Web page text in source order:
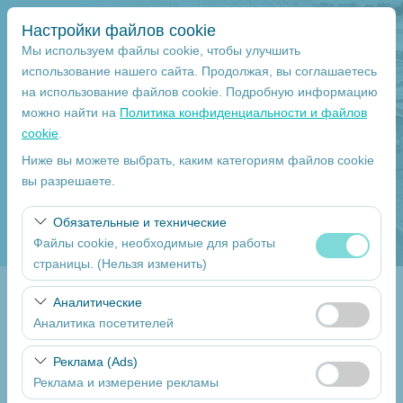
Настройки файлов cookie
Мы используем файлы cookie, чтобы улучшить
использование нашего сайта. Продолжая, вы соглашаетесь
на использование файлов cookie. Подробную информацию
можно найти на Политика конфиденциальности и файлов
cookie
Ниже вы можете выбрать, каким категориям файлов cookie
вы разрешаете.
Обязательные и технические
Файлы cookie, необходимые для работы
страницы. (Нельзя изменить)
Эти файлы cookie необходимы для корректной
работы сайта, безопасности, управления сеансами и
базовых функций. Их нельзя отключить.
Аналитические
Аналитика посетителей
Эти файлы cookie позволяют нам анализировать, как
используется наш сайт (количество посетителей,
самые посещаемые страницы, поведение
Реклама (Ads)
Реклама и измерение рекламы
Чувствительный элемент
Mersin
Указать другое место возврата машины
Дата и время пуска
Return date
09:00
Перечислите Автомобили